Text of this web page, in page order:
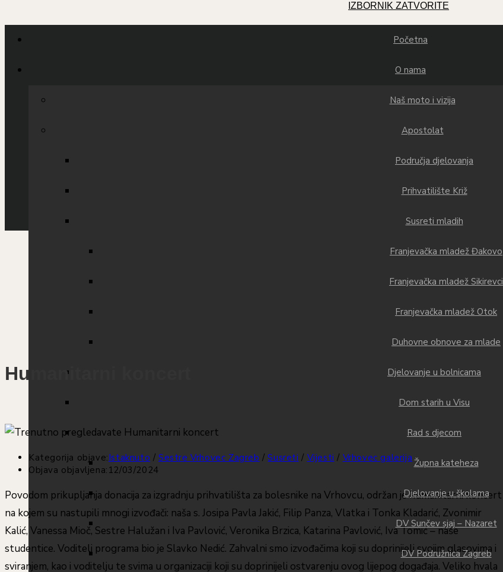
IZBORNIK ZATVORITE
Početna
O nama
Naš moto i vizija
Apostolat
Područja djelovanja
Prihvatilište Križ
Susreti mladih
Franjevačka mladež Đakovo
Franjevačka mladež Sikirevci
Franjevačka mladež Otok
Duhovne obnove za mlade
Djelovanje u bolnicama
Dom starih u Visu
Rad s djecom
Župna kateheza
Djelovanje u školama
DV Sunčev sjaj – Nazaret
DV Podružnica Zagreb
Humanitarni koncert
Kategorija objave:Istaknuto / Sestre Vrhovec Zagreb / Susreti / Vijesti / Vrhovec galerija
Objava objavljena: 12/03/2024
Povodom prikupljanja donacija za izgradnju prihvatilišta za bolesnike na Vrhovcu, održan je humanitarni koncert
na kojem su nastupili mnogi izvođači: naša s. Josipa Pavla Jakić, Filip Panza, Vlatka i Tonka Kladarić, Zvonimir
Kalić, Vanessa Mioč, Sestre Halužan i Iva Pavlović, Veronika Brzica, Katarina Pavlović, Iva Tomić – naše
studentice. Voditelj programa bio je Slavko Nedić. Zahvalni smo izvođačima koji su doprinijeli svojim glasovima i
sviranjem, kao i voditelju te svima u organizaciji koji su doprinijeli ostvarenju ovog lijepog događaja. Veliko hvala